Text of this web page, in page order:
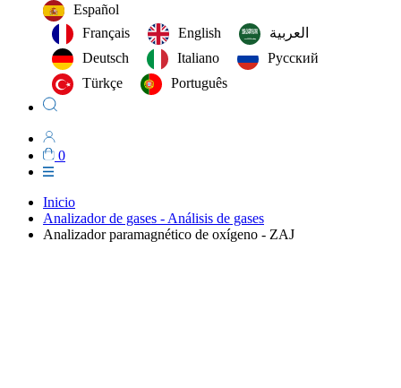
Español
Français
English
العربية‏
Deutsch
Italiano
Русский
Türkçe
Português
0
Inicio
Analizador de gases - Análisis de gases
Analizador paramagnético de oxígeno - ZAJ